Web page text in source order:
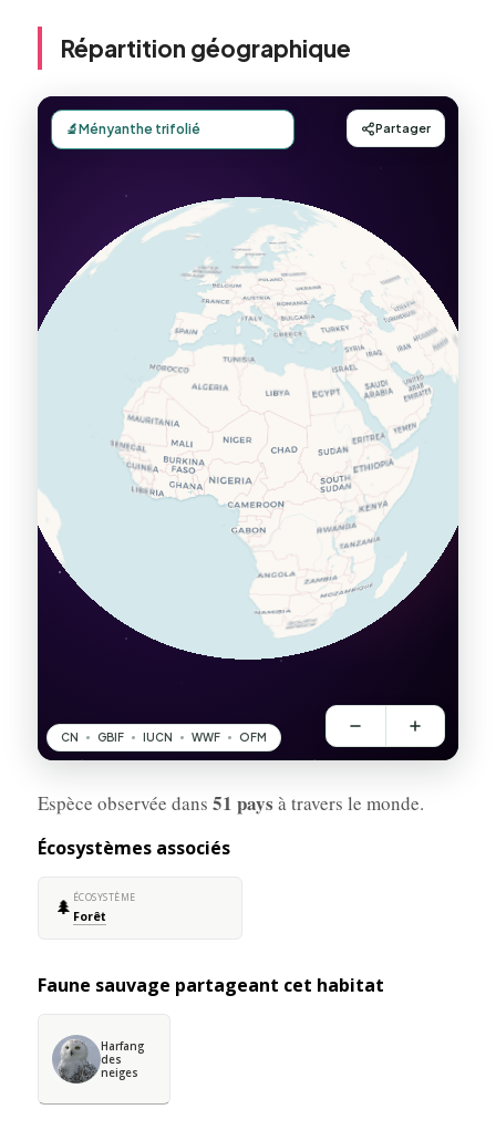
Répartition géographique
Espèce observée dans 51 pays à travers le monde.
Écosystèmes associés
🌲 ÉCOSYSTÈME
Forêt
Faune sauvage partageant cet habitat
Harfang
des
neiges